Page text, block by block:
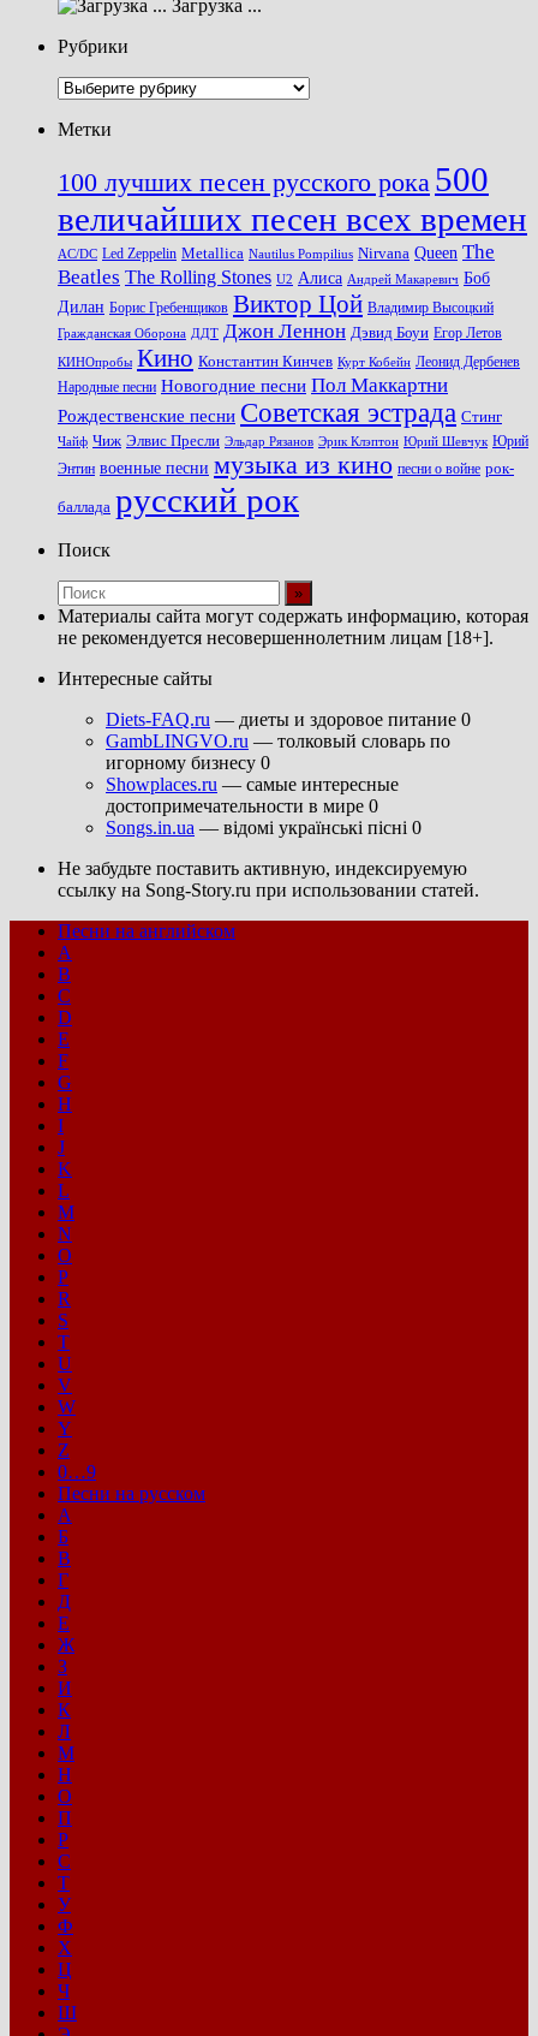
Загрузка ...
Рубрики
Рубрики
Метки
100 лучших песен русского рока 500
величайших песен всех времен
AC/DC Led Zeppelin Metallica Nautilus Pompilius Nirvana Queen The
Beatles The Rolling Stones U2 Алиса Андрей Макаревич Боб
Дилан Борис Гребенщиков Виктор Цой Владимир Высоцкий
Гражданская Оборона ДДТ Джон Леннон Дэвид Боуи Егор Летов
КИНОпробы Кино Константин Кинчев Курт Кобейн Леонид Дербенев
Народные песни Новогодние песни Пол Маккартни
Рождественские песни Советская эстрада Стинг
Чайф Чиж Элвис Пресли Эльдар Рязанов Эрик Клэптон Юрий Шевчук Юрий
Энтин военные песни музыка из кино песни о войне рок-
баллада русский рок
Поиск
Материалы сайта могут содержать информацию, которая
не рекомендуется несовершеннолетним лицам [18+].
Интересные сайты
Diets-FAQ.ru — диеты и здоровое питание 0
GambLINGVO.ru — толковый словарь по
игорному бизнесу 0
Showplaces.ru — самые интересные
достопримечательности в мире 0
Songs.in.ua — відомі українські пісні 0
Не забудьте поставить активную, индексируемую
ссылку на Song-Story.ru при использовании статей.
Песни на английском
A
B
C
D
E
F
G
H
I
J
K
L
M
N
O
P
R
S
T
U
V
W
Y
Z
0…9
Песни на русском
А
Б
В
Г
Д
Е
Ж
З
И
К
Л
М
Н
О
П
Р
С
Т
У
Ф
Х
Ц
Ч
Ш